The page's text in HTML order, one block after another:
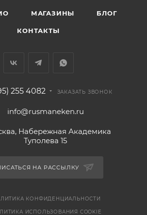
МАГАЗИНЫ БЛОГ
КОНТАКТЫ
255 4082 ЗАКАЗАТЬ ЗВОНОК
info@rusmaneken.ru
Набережная Академика
Туполева 15
НА РАССЫЛКУ
КОНФИДЕНЦИАЛЬНОСТИ
ИСПОЛЬЗОВАНИЯ COOKIE